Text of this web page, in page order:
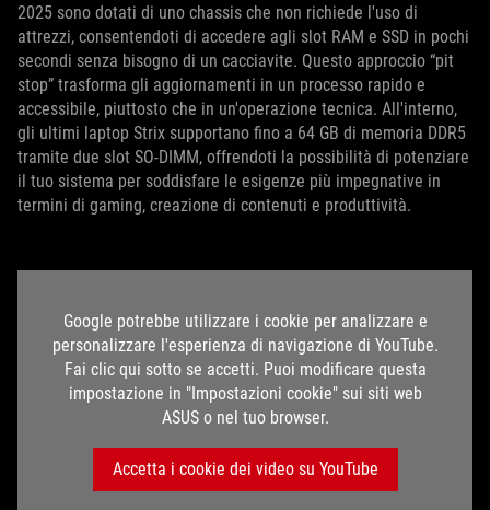
2025 sono dotati di uno chassis che non richiede l'uso di
attrezzi, consentendoti di accedere agli slot RAM e SSD in pochi
secondi senza bisogno di un cacciavite. Questo approccio “pit
stop” trasforma gli aggiornamenti in un processo rapido e
accessibile, piuttosto che in un'operazione tecnica. All'interno,
gli ultimi laptop Strix supportano fino a 64 GB di memoria DDR5
tramite due slot SO-DIMM, offrendoti la possibilità di potenziare
il tuo sistema per soddisfare le esigenze più impegnative in
termini di gaming, creazione di contenuti e produttività.
Google potrebbe utilizzare i cookie per analizzare e
personalizzare l'esperienza di navigazione di YouTube.
Fai clic qui sotto se accetti. Puoi modificare questa
impostazione in "Impostazioni cookie" sui siti web
ASUS o nel tuo browser.
Accetta i cookie dei video su YouTube